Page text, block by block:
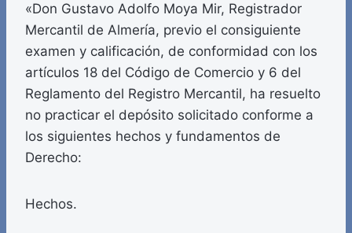
«Don Gustavo Adolfo Moya Mir, Registrador
Mercantil de Almería, previo el consiguiente
examen y calificación, de conformidad con los
artículos 18 del Código de Comercio y 6 del
Reglamento del Registro Mercantil, ha resuelto
no practicar el depósito solicitado conforme a
los siguientes hechos y fundamentos de
Derecho:
Hechos.